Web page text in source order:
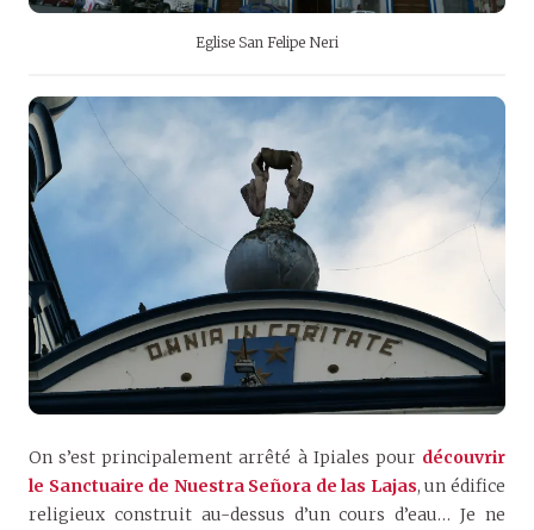
Eglise San Felipe Neri
On s’est principalement arrêté à Ipiales pour découvrir
le Sanctuaire de Nuestra Señora de las Lajas, un édifice
religieux construit au-dessus d’un cours d’eau… Je ne